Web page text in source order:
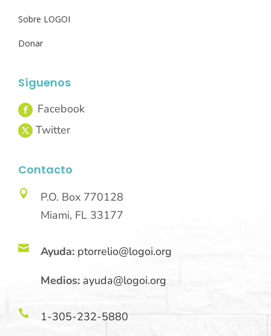
Sobre LOGOI
Donar
Síguenos
Contacto

P.O. Box 770128
Miami, FL 33177
 Ayuda: ptorrelio@logoi.org
Medios: ayuda@logoi.org
 1-305-232-5880